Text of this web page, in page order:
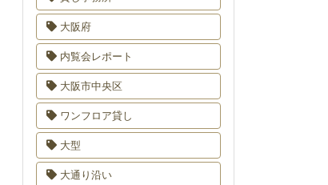
大阪府
内覧会レポート
大阪市中央区
ワンフロア貸し
大型
大通り沿い